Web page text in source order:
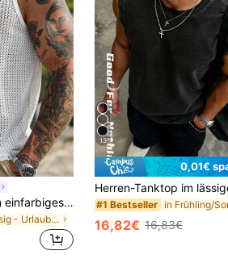
VENTUSAIL Herren einfarbiges großes Rundhals-Trägershirt mit Jacquard-Strickmuster, Sommer, Urlaub
in Lässig - Urlaub Lässig Herren Tanktops
13
0,01€
#1 Bestseller
16,82€ 16,83€